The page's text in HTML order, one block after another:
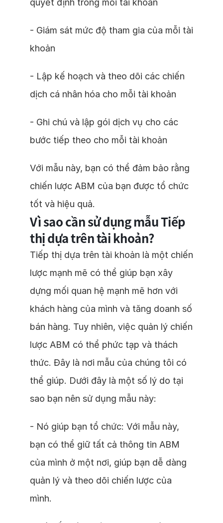
quyết định trong mỗi tài khoản
- Giám sát mức độ tham gia của mỗi tài
khoản
- Lập kế hoạch và theo dõi các chiến
dịch cá nhân hóa cho mỗi tài khoản
- Ghi chú và lập gói dịch vụ cho các
bước tiếp theo cho mỗi tài khoản
Với mẫu này, bạn có thể đảm bảo rằng
chiến lược ABM của bạn được tổ chức
tốt và hiệu quả.
Vì sao cần sử dụng mẫu Tiếp
thị dựa trên tài khoản?
Tiếp thị dựa trên tài khoản là một chiến
lược mạnh mẽ có thể giúp bạn xây
dựng mối quan hệ mạnh mẽ hơn với
khách hàng của mình và tăng doanh số
bán hàng. Tuy nhiên, việc quản lý chiến
lược ABM có thể phức tạp và thách
thức. Đây là nơi mẫu của chúng tôi có
thể giúp. Dưới đây là một số lý do tại
sao bạn nên sử dụng mẫu này:
- Nó giúp bạn tổ chức: Với mẫu này,
bạn có thể giữ tất cả thông tin ABM
của mình ở một nơi, giúp bạn dễ dàng
quản lý và theo dõi chiến lược của
mình.